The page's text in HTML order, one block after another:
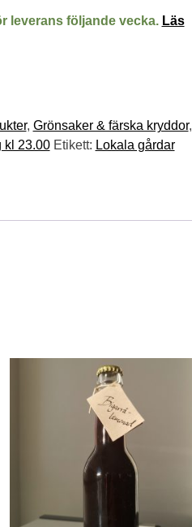
leverans följande vecka. Läs
, Grönsaker & färska kryddor,
kl 23.00 Etikett: Lokala gårdar